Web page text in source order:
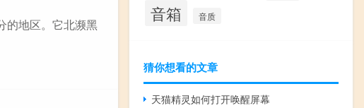
的地区。它北濒黑
音箱 音质
猜你想看的文章
天猫精灵如何打开唤醒屏幕